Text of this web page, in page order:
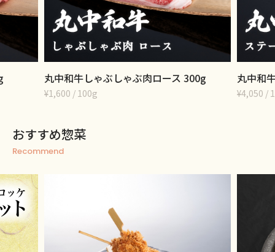
丸中和牛しゃぶしゃぶ肉ロース 300g
¥1,600 / 100g
丸中和
¥4,050 /
おすすめ惣菜
Recommend